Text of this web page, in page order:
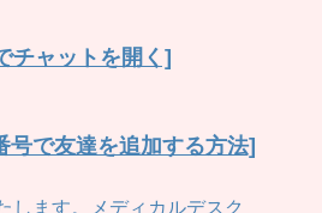
チャットを開く]
号で友達を追加する方法]
します。メディカルデスク